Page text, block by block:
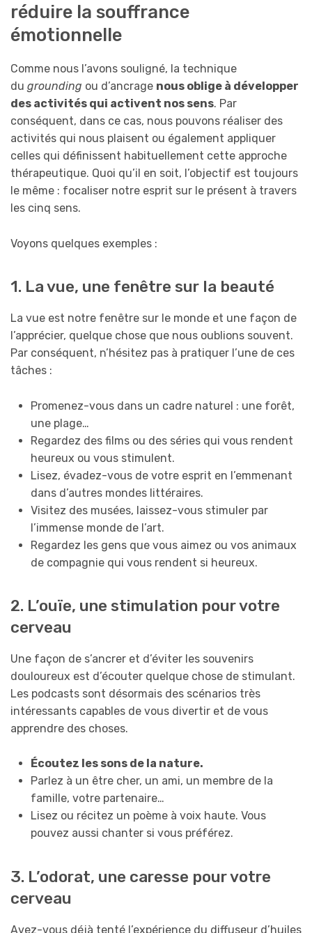
réduire la souffrance
émotionnelle
Comme nous l’avons souligné, la technique
du grounding ou d’ancrage nous oblige à développer
des activités qui activent nos sens. Par
conséquent, dans ce cas, nous pouvons réaliser des
activités qui nous plaisent ou également appliquer
celles qui définissent habituellement cette approche
thérapeutique. Quoi qu’il en soit, l’objectif est toujours
le même : focaliser notre esprit sur le présent à travers
les cinq sens.
Voyons quelques exemples :
1. La vue, une fenêtre sur la beauté
La vue est notre fenêtre sur le monde et une façon de
l’apprécier, quelque chose que nous oublions souvent.
Par conséquent, n’hésitez pas à pratiquer l’une de ces
tâches :
Promenez-vous dans un cadre naturel : une forêt,
une plage…
Regardez des films ou des séries qui vous rendent
heureux ou vous stimulent.
Lisez, évadez-vous de votre esprit en l’emmenant
dans d’autres mondes littéraires.
Visitez des musées, laissez-vous stimuler par
l’immense monde de l’art.
Regardez les gens que vous aimez ou vos animaux
de compagnie qui vous rendent si heureux.
2. L’ouïe, une stimulation pour votre
cerveau
Une façon de s’ancrer et d’éviter les souvenirs
douloureux est d’écouter quelque chose de stimulant.
Les podcasts sont désormais des scénarios très
intéressants capables de vous divertir et de vous
apprendre des choses.
Écoutez les sons de la nature.
Parlez à un être cher, un ami, un membre de la
famille, votre partenaire…
Lisez ou récitez un poème à voix haute. Vous
pouvez aussi chanter si vous préférez.
3. L’odorat, une caresse pour votre
cerveau
Avez-vous déjà tenté l’expérience du diffuseur d’huiles